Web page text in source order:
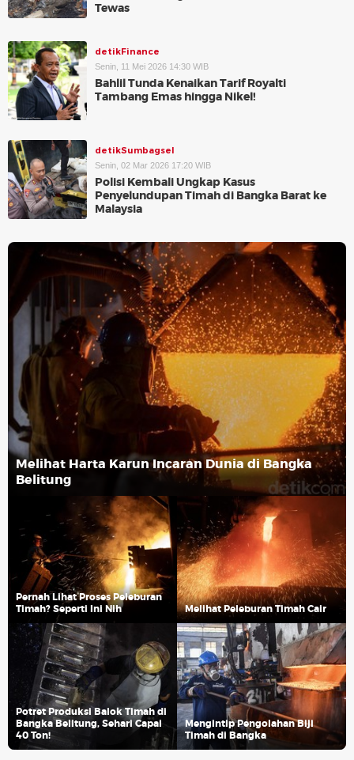
Tewas
detikFinance
Senin, 11 Mei 2026 14:30 WIB
Bahlil Tunda Kenaikan Tarif Royalti
Tambang Emas hingga Nikel!
detikSumbagsel
Senin, 02 Mar 2026 17:20 WIB
Polisi Kembali Ungkap Kasus
Penyelundupan Timah di Bangka Barat ke
Malaysia
Melihat Harta Karun Incaran Dunia di Bangka
Belitung
Pernah Lihat Proses Peleburan
Timah? Seperti Ini Nih
Melihat Peleburan Timah Cair
Potret Produksi Balok Timah di
Bangka Belitung, Sehari Capai
40 Ton!
Mengintip Pengolahan Biji
Timah di Bangka